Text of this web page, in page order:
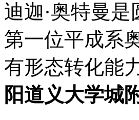
迪迦·奥特曼
第一位平成系
有形态转化能
阳道义大学城